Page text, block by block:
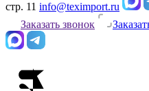
стр. 11 info@teximport.ru
Заказать звонок